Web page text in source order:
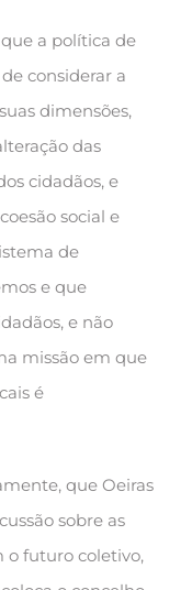
a política de
considerar a
dimensões,
das
cidadãos, e
social e
de
e que
e não
missão em que
é
que Oeiras
sobre as
o futuro coletivo,